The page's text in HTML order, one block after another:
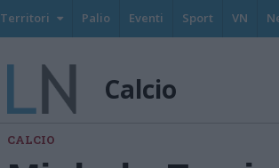
Territori Palio Eventi Sport VN
Calcio
CALCIO